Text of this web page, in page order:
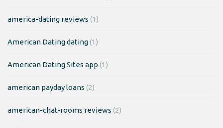
america-dating reviews (1)
American Dating dating(1)
American Dating Sites app (1)
american payday loans (2)
american-chat-rooms reviews (2)